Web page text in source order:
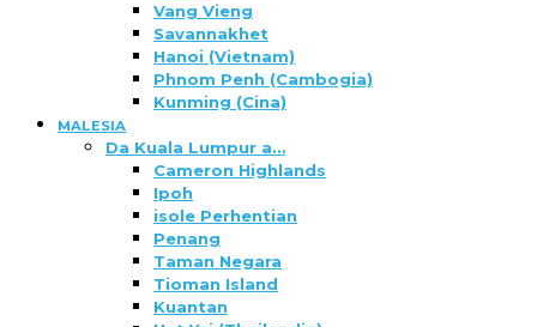
Vang Vieng
Savannakhet
Hanoi (Vietnam)
Phnom Penh (Cambogia)
Kunming (Cina)
MALESIA
Da Kuala Lumpur a…
Cameron Highlands
Ipoh
isole Perhentian
Penang
Taman Negara
Tioman Island
Kuantan